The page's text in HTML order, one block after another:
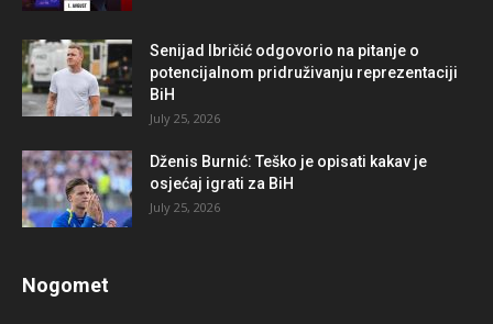
Senijad Ibričić odgovorio na pitanje o
potencijalnom pridruživanju reprezentaciji
BiH
July 25, 2026
Dženis Burnić: Teško je opisati kakav je
osjećaj igrati za BiH
July 25, 2026
Nogomet